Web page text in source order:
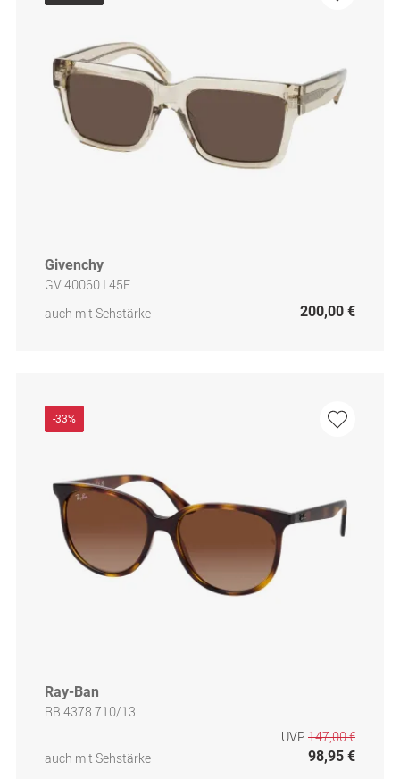
Givenchy
GV 40060 I 45E
auch mit Sehstärke
200,00 €
-33%
Ray-Ban
RB 4378 710/13
auch mit Sehstärke
UVP 147,00 €
98,95 €